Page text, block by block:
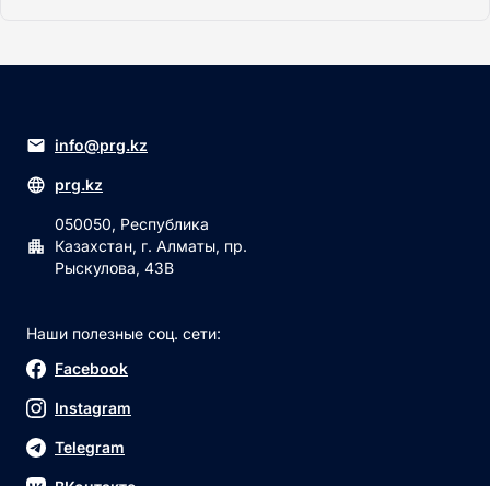
info@prg.kz
prg.kz
050050, Республика
Казахстан, г. Алматы, пр.
Рыскулова, 43В
Наши полезные соц. сети:
Facebook
Instagram
Telegram